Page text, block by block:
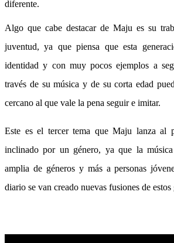
diferente.
Algo que cabe destacar de Maju es su
juventud, ya que piensa que esta
identidad y con muy pocos ejemplos a
través de su música y de su corta edad
cercano al que vale la pena seguir e imitar.
Este es el tercer tema que Maju lanza al
inclinado por un género, ya que la
amplia de géneros y más a personas
diario se van creado nuevas fusiones de estos